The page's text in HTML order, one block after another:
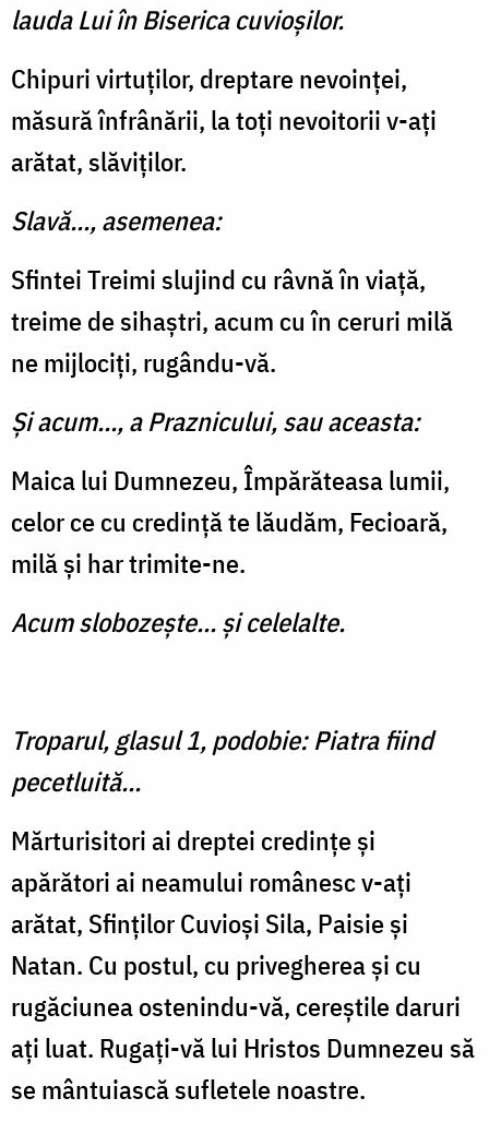
lauda Lui în Biserica cuvioşilor.
Chipuri virtuţilor, dreptare nevoinţei,
măsură înfrânării, la toţi nevoitorii v-aţi
arătat, slăviţilor.
Slavă..., asemenea:
Sfintei Treimi slujind cu râvnă în viață,
treime de sihaștri, acum cu în ceruri milă
ne mijlociți, rugându-vă.
Şi acum..., a Praznicului, sau aceasta:
Maica lui Dumnezeu, Împărăteasa lumii,
celor ce cu credinţă te lăudăm, Fecioară,
milă şi har trimite-ne.
Acum slobozește... și celelalte.
Troparul, glasul 1, podobie: Piatra fiind
pecetluită...
Mărturisitori ai dreptei credinţe şi
apărători ai neamului românesc v-aţi
arătat, Sfinţilor Cuvioşi Sila, Paisie şi
Natan. Cu postul, cu privegherea şi cu
rugăciunea ostenindu-vă, cereştile daruri
aţi luat. Rugaţi-vă lui Hristos Dumnezeu să
se mântuiască sufletele noastre.